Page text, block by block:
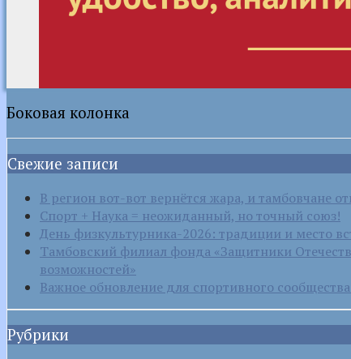
Боковая колонка
Свежие записи
В регион вот-вот вернётся жара, и тамбовчане
Спорт + Наука = неожиданный, но точный союз!
День физкультурника-2026: традиции и место
Тамбовский филиал фонда «Защитники
возможностей»
Важное обновление для спортивного
Рубрики